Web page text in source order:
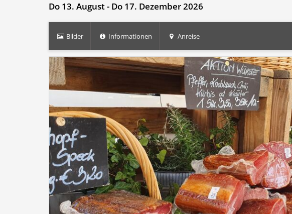
Do 13. August - Do 17. Dezember 2026
Bilder Informationen Anreise